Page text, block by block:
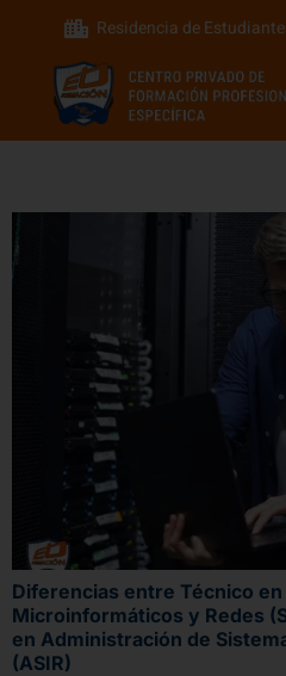
Residencia de
Diferencias entre Técnico en
Microinformáticos y Redes
en Administración de
(ASIR)